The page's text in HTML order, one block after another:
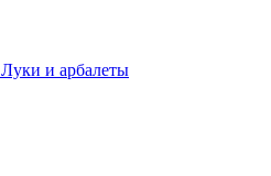
Луки и арбалеты